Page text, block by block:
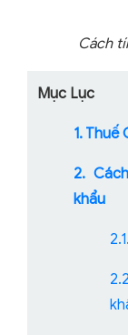
Cách
Mục Lục
1. Thuế
2.
khẩu